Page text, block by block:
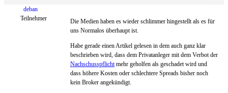
deban
Teilnehmer
Die Medien haben es wieder schlimmer hingestellt als es für
uns Normalos überhaupt ist.
Habe gerade einen Artikel gelesen in dem auch ganz klar
beschrieben wird, dass dem Privatanleger mit dem Verbot der
Nachschusspflichtmehr geholfen als geschadet wird und
dass höhere Kosten oder schlechtere Spreads bisher noch
kein Broker angekündigt.